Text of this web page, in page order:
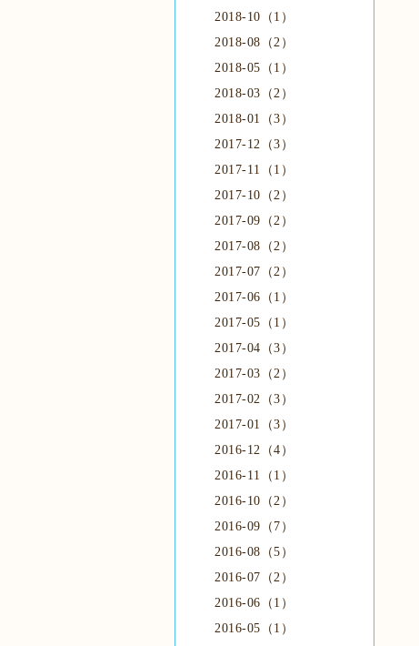
2018-10（1）
2018-08（2）
2018-05（1）
2018-03（2）
2018-01（3）
2017-12（3）
2017-11（1）
2017-10（2）
2017-09（2）
2017-08（2）
2017-07（2）
2017-06（1）
2017-05（1）
2017-04（3）
2017-03（2）
2017-02（3）
2017-01（3）
2016-12（4）
2016-11（1）
2016-10（2）
2016-09（7）
2016-08（5）
2016-07（2）
2016-06（1）
2016-05（1）